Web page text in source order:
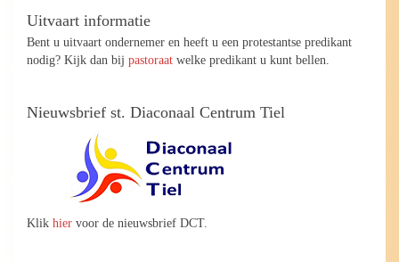
Uitvaart informatie
Bent u uitvaart ondernemer en heeft u een protestantse predikant
nodig? Kijk dan bij pastoraat welke predikant u kunt bellen.
Nieuwsbrief st. Diaconaal Centrum Tiel
Klik hier voor de nieuwsbrief DCT.